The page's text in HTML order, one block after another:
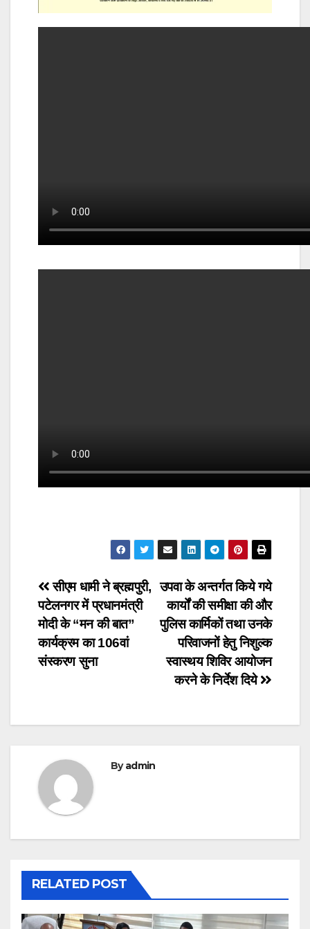
Post
navigation
उपवा के अन्तर्गत किये गये
कार्यों की समीक्षा की और
पुलिस कार्मिकों तथा उनके
परिवाजनों हेतु निशुल्क
स्वास्थय शिविर आयोजन
करने के निर्देश दिये
सीएम धामी ने ब्रह्मपुरी,
पटेलनगर में प्रधानमंत्री
मोदी के “मन की बात”
कार्यक्रम का 106वां
संस्करण सुना
Byadmin
RELATED POST